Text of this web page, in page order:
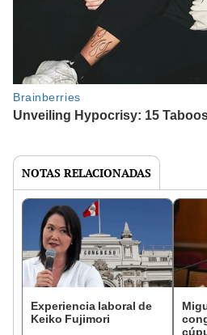
NOTAS RELACIONADAS
Experiencia laboral de
Keiko Fujimori